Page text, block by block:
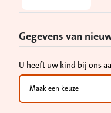
Gegevens van
U heeft uw kind bij ons